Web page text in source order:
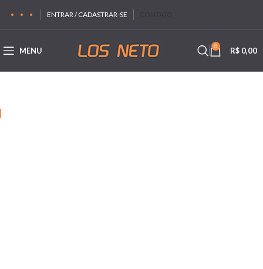
ENTRAR / CADASTRAR-SE
MENU 0 R$ 0,00